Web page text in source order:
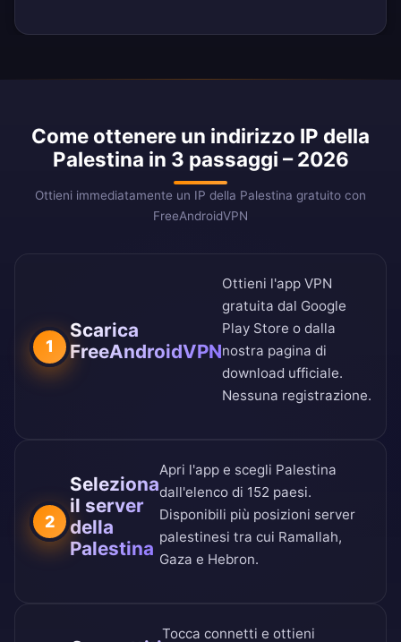
Come ottenere un indirizzo IP della
Palestina in 3 passaggi – 2026
Ottieni immediatamente un IP della Palestina gratuito con
FreeAndroidVPN
1
Scarica
FreeAndroidVPN
Ottieni l'app VPN
gratuita dal Google
Play Store o dalla
nostra pagina di
download ufficiale.
Nessuna registrazione.
2
Seleziona
il server
della
Palestina
Apri l'app e scegli Palestina
dall'elenco di 152 paesi.
Disponibili più posizioni server
palestinesi tra cui Ramallah,
Gaza e Hebron.
Tocca connetti e ottieni